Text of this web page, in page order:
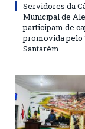
Servidores da
Municipal de
participam de
promovida pelo
Santarém